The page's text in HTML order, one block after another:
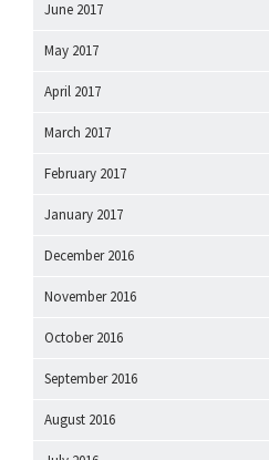
June 2017
May 2017
April 2017
March 2017
February 2017
January 2017
December 2016
November 2016
October 2016
September 2016
August 2016